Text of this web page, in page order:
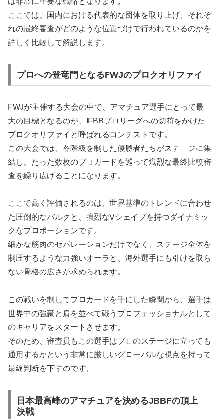
ここでは、国内における代表的な団体を取り上げ、それぞ
れの最終審査がどのような位置づけで行われているのかを
詳しく比較して解説します。
プロへの登竜門となるFWJのプロクオリファイ
FWJが主催する大会の中で、アマチュア選手にとって最
大の目標となるのが、IFBBプロリーグへの切符をかけた
プロクオリファイと呼ばれるコンテストです。
この大会では、各階級を制した優勝者たちがステージに集
結し、たった数枚のプロカードを巡って熾烈な最終比較審
査を繰り広げることになります。
ここで高く評価されるのは、世界基準のトレンドに合わせ
た圧倒的なバルクと、強烈なVシェイプを持つダイナミッ
クなプロポーションです。
細かな筋肉のセパレーションだけでなく、ステージ全体を
制圧するような力強いオーラと、海外選手にも引けを取ら
ない骨格の広さが求められます。
この戦いを制してプロカードを手にした瞬間から、選手は
世界中の強豪と肩を並べて戦うプロフェッショナルとして
のキャリアをスタートさせます。
そのため、審査員もこの選手はプロのステージに立っても
通用するかという非常に厳しいグローバルな視点を持って
最終判断を下すのです。
日本最高峰のアマチュアを決めるJBBFの頂上
決戦